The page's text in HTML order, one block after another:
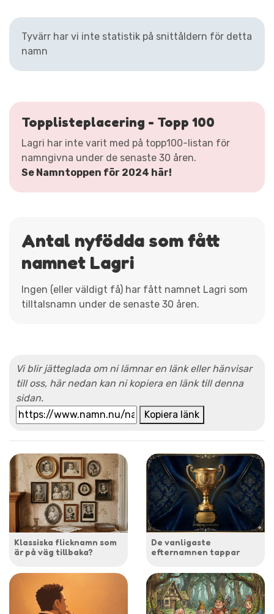
Tyvärr har vi inte statistik på snittåldern för detta
namn
Topplisteplacering - Topp 100
Lagri har inte varit med på topp100-listan för
namngivna under de senaste 30 åren.
Se Namntoppen för 2024 här!
Antal nyfödda som fått
namnet Lagri
Ingen (eller väldigt få) har fått namnet Lagri som
tilltalsnamn under de senaste 30 åren.
Vi blir jätteglada om ni lämnar en länk eller hänvisar
till oss, här nedan kan ni kopiera en länk till denna
sidan.
Kopiera länk
Klassiska flicknamn som
är på väg tillbaka?
De vanligaste
efternamnen tappar